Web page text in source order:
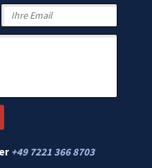
+49 7221 366 8703